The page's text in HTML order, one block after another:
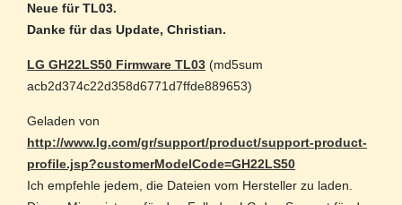
Neue für TL03.
Danke für das Update, Christian.
LG GH22LS50 Firmware TL03 (md5sum
acb2d374c22d358d6771d7ffde889653)
Geladen von
http://www.lg.com/gr/support/product/support-product-
profile.jsp?customerModelCode=GH22LS50
Ich empfehle jedem, die Dateien vom Hersteller zu laden.